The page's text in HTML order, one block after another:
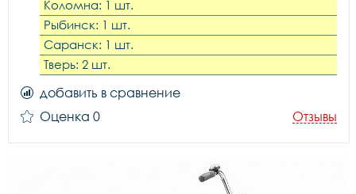
Коломна: 1 шт.
Рыбинск: 1 шт.
Саранск: 1 шт.
Тверь: 2 шт.
добавить в сравнение
Оценка 0
Отзывы